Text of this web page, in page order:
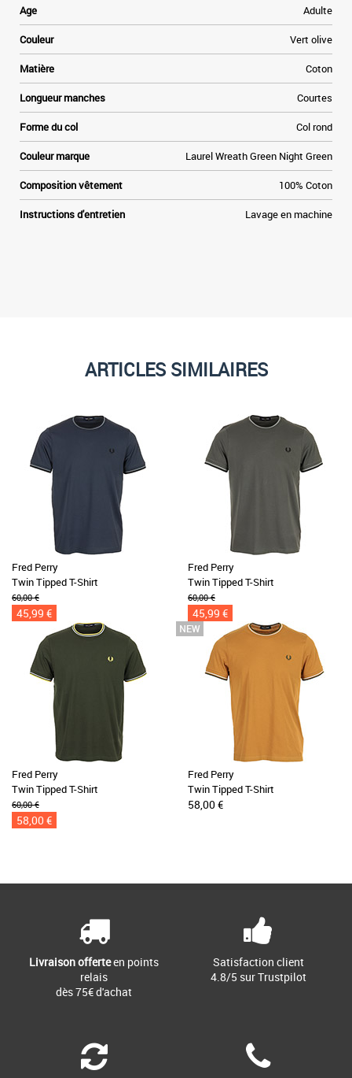
Age Adulte
Couleur Vert olive
Matière Coton
Longueur manches Courtes
Forme du col Col rond
Couleur marque Laurel Wreath Green Night Green
Composition vêtement 100% Coton
Instructions d'entretien Lavage en machine
ARTICLES SIMILAIRES
Fred Perry
Twin Tipped T-Shirt
60,00 €
45,99 €
Fred Perry
Twin Tipped T-Shirt
60,00 €
45,99 €
Fred Perry
Twin Tipped T-Shirt
60,00 €
58,00 €
Fred Perry
Twin Tipped T-Shirt
58,00 €
Livraison offerteen points
relais
dès 75€ d'achat
Satisfaction client
4.8/5 sur Trustpilot